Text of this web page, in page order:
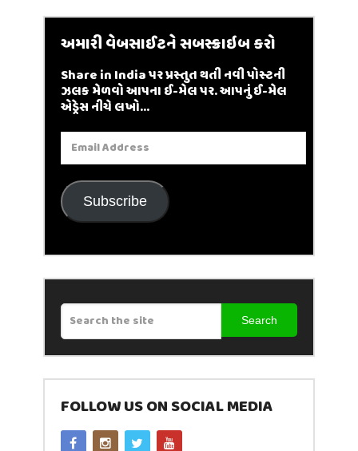
અમારી વેબસાઈટને સબસ્ક્રાઇબ કરો
Share in India પર પ્રસ્તુત થતી નવી પોસ્ટની
ઝલક મેળવો આપના ઈ-મેલ પર. આપનું ઈ-મેલ
એડ્રેસ નીચે લખો...
Email
Address
Subscribe
Search
FOLLOW US ON SOCIAL MEDIA